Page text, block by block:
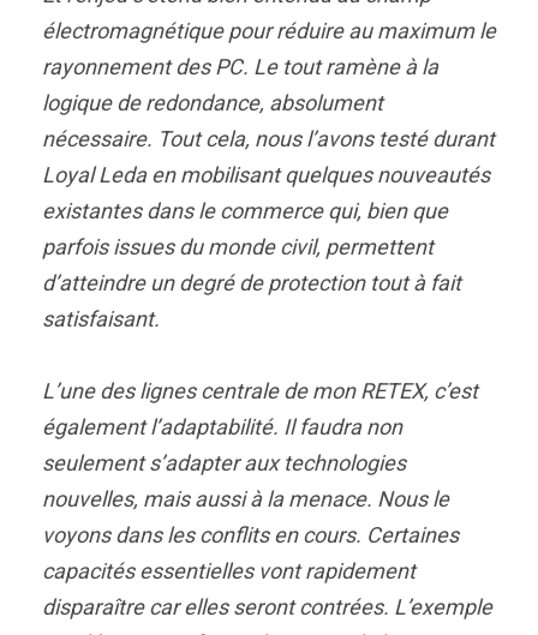
électromagnétique pour réduire au maximum le
rayonnement des PC. Le tout ramène à la
logique de redondance, absolument
nécessaire. Tout cela, nous l’avons testé durant
Loyal Leda en mobilisant quelques nouveautés
existantes dans le commerce qui, bien que
parfois issues du monde civil, permettent
d’atteindre un degré de protection tout à fait
satisfaisant.
L’une des lignes centrale de mon RETEX, c’est
également l’adaptabilité. Il faudra non
seulement s’adapter aux technologies
nouvelles, mais aussi à la menace. Nous le
voyons dans les conflits en cours. Certaines
capacités essentielles vont rapidement
disparaître car elles seront contrées. L’exemple